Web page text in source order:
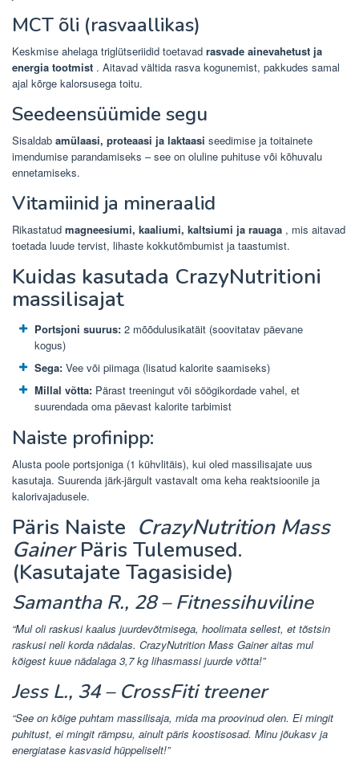
MCT õli (rasvaallikas)
Keskmise ahelaga triglütseriidid toetavad rasvade ainevahetust ja
energia tootmist . Aitavad vältida rasva kogunemist, pakkudes samal
ajal kõrge kalorsusega toitu.
Seedeensüümide segu
Sisaldab amülaasi, proteaasi ja laktaasi seedimise ja toitainete
imendumise parandamiseks – see on oluline puhituse või kõhuvalu
ennetamiseks.
Vitamiinid ja mineraalid
Rikastatud magneesiumi, kaaliumi, kaltsiumi ja rauaga , mis aitavad
toetada luude tervist, lihaste kokkutõmbumist ja taastumist.
Kuidas kasutada CrazyNutritioni
massilisajat
Portsjoni suurus: 2 mõõdulusikatäit (soovitatav päevane
kogus)
Sega: Vee või piimaga (lisatud kalorite saamiseks)
Millal võtta: Pärast treeningut või söögikordade vahel, et
suurendada oma päevast kalorite tarbimist
Naiste profinipp:
Alusta poole portsjoniga (1 kühvlitäis), kui oled massilisajate uus
kasutaja. Suurenda järk-järgult vastavalt oma keha reaktsioonile ja
kalorivajadusele.
Päris Naiste CrazyNutrition Mass
GainerPäris Tulemused.
(Kasutajate Tagasiside)
Samantha R., 28 – Fitnessihuviline
“Mul oli raskusi kaalus juurdevõtmisega, hoolimata sellest, et tõstsin
raskusi neli korda nädalas. CrazyNutrition Mass Gainer aitas mul
kõigest kuue nädalaga 3,7 kg lihasmassi juurde võtta!”
Jess L., 34 – CrossFiti treener
“See on kõige puhtam massilisaja, mida ma proovinud olen. Ei mingit
puhitust, ei mingit rämpsu, ainult päris koostisosad. Minu jõukasv ja
energiatase kasvasid hüppeliselt!”